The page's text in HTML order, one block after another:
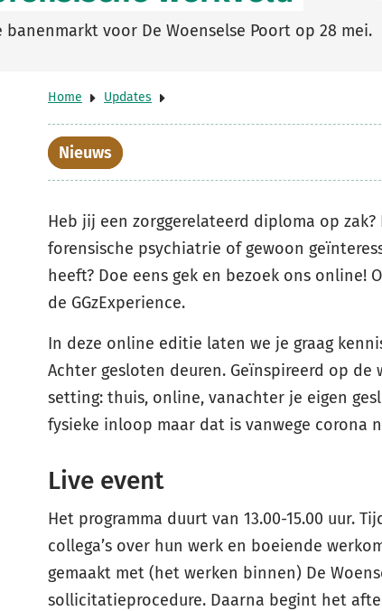
voor De Woenselse Poort op 28 mei.
Home Updates
Nieuws
Heb jij een zorggerelateerd diploma op
forensische psychiatrie of gewoon
heeft? Doe eens gek en bezoek ons online!
de GGzExperience.
In deze online editie laten we je graag
Achter gesloten deuren. Geïnspireerd op de
setting: thuis, online, vanachter je eigen
fysieke inloop maar dat is vanwege corona
Live event
Het programma duurt van 13.00-15.00 uur.
collega’s over hun werk en boeiende
gemaakt met (het werken binnen) De
sollicitatieprocedure. Daarna begint het